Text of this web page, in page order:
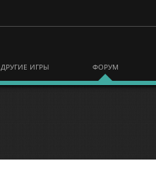
ДРУГИЕ ИГРЫ ФОРУМ